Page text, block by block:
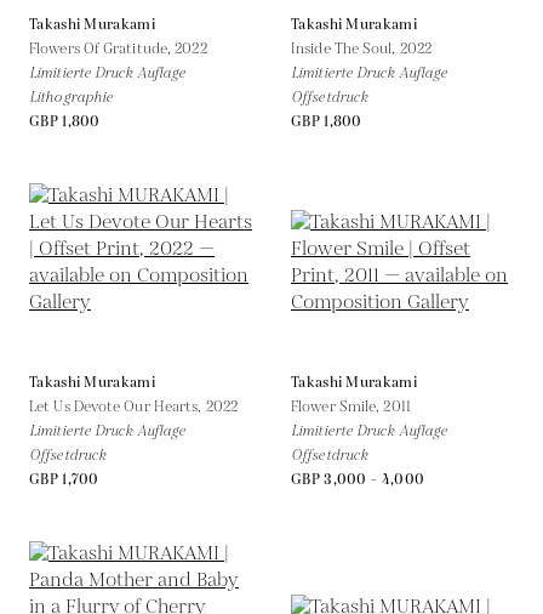
Takashi Murakami
Flowers Of Gratitude,2022
Limitierte Druck Auflage
Lithographie
GBP 1,800
Takashi Murakami
Inside The Soul, 2022
Limitierte Druck Auflage
Offsetdruck
GBP 1,800
Takashi Murakami
Let Us Devote Our Hearts, 2022
Limitierte Druck Auflage
Offsetdruck
GBP 1,700
Takashi Murakami
Flower Smile,2011
Limitierte Druck Auflage
Offsetdruck
GBP 3,000 - 4,000